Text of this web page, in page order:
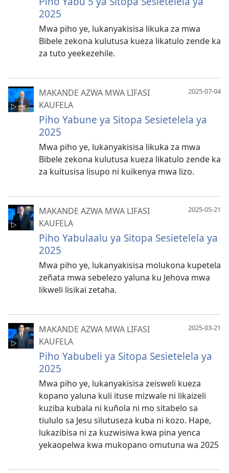
2025
Mwa piho ye, lukanyakisisa likuka za mwa
Bibele zekona kulutusa kueza likatulo zende ka
za tuto yeekezehile.
2025-07-04
MAKANDE AZWA MWA LIFASI
KAUFELA
Piho Yabune ya Sitopa Sesietelela ya
2025
Mwa piho ye, lukanyakisisa likuka za mwa
Bibele zekona kulutusa kueza likatulo zende ka
za kuitusisa lisupo ni kuikenya mwa lizo.
2025-05-21
MAKANDE AZWA MWA LIFASI
KAUFELA
Piho Yabulaalu ya Sitopa Sesietelela ya
2025
Mwa piho ye, lukanyakisisa molukona kupetela
zeñata mwa sebelezo yaluna ku Jehova mwa
likweli lisikai zetaha.
2025-03-21
MAKANDE AZWA MWA LIFASI
KAUFELA
Piho Yabubeli ya Sitopa Sesietelela ya
2025
Mwa piho ye, lukanyakisisa zeisweli kueza
kopano yaluna kuli ituse mizwale ni likaizeli
kuziba kubala ni kuñola ni mo sitabelo sa
tiululo sa Jesu silutuseza kuba ni kozo. Hape,
lukazibisa ni za kuzwisiwa kwa pina yenca
yekaopelwa kwa mukopano omutuna wa 2025